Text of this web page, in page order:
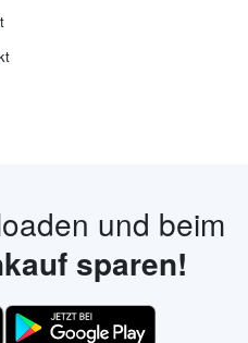
und beim
sparen!